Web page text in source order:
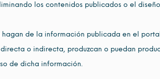
los contenidos publicados o el
hagan de la información publicada en el
o indirecta, produzcan o puedan
de dicha información.